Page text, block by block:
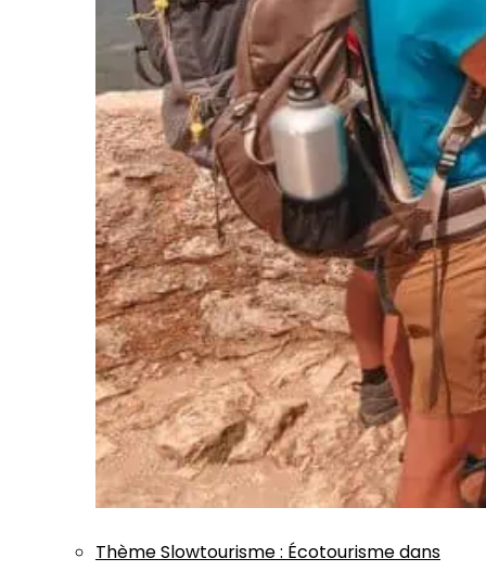
ThèmeSlowtourisme: Écotourisme dans